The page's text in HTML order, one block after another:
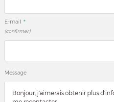
E-mail *
(confirmer)
Message